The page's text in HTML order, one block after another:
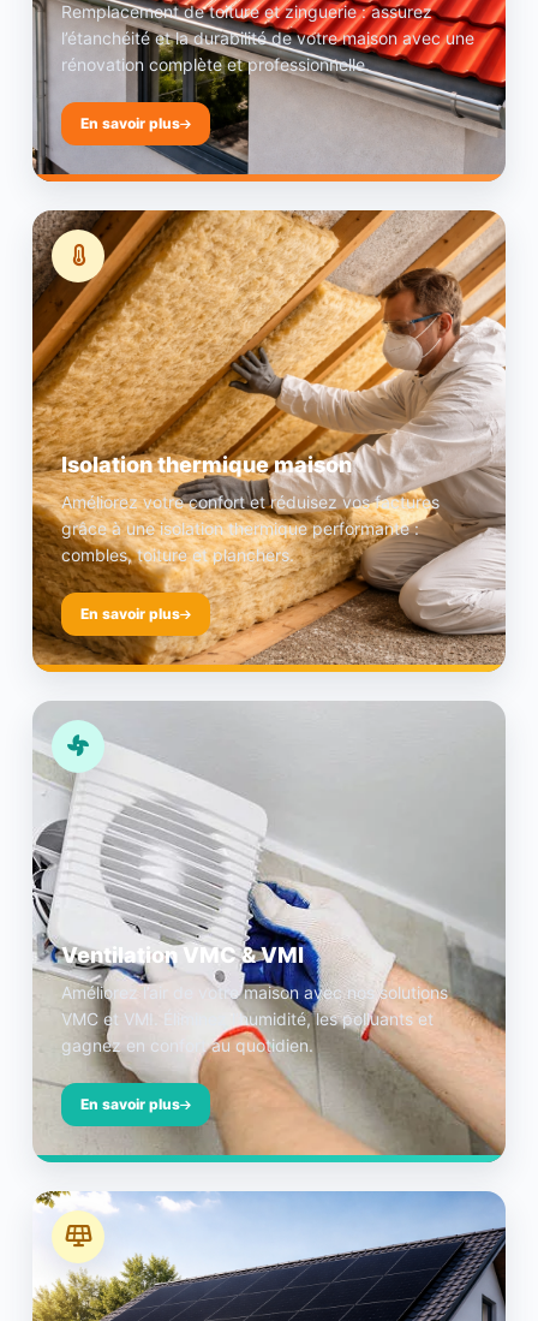
Remplacement de toiture et zinguerie : assurez
l’étanchéité et la durabilité de votre maison avec une
rénovation complète et professionnelle.
En savoir plus
Isolation thermique maison
Améliorez votre confort et réduisez vos factures
grâce à une isolation thermique performante :
combles, toiture et planchers.
En savoir plus
Ventilation VMC & VMI
Améliorez l’air de votre maison avec nos solutions
VMC et VMI. Éliminez l’humidité, les polluants et
gagnez en confort au quotidien.
En savoir plus